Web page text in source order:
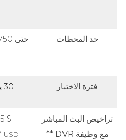
حد المحطات حتى 750 محطة
فترة الاختبار 30 يوم
تراخيص البث المباشر
مع وظيفة DVR **
$ 175
USD / شهر